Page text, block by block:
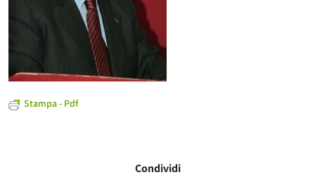
Stampa - Pdf
Condividi